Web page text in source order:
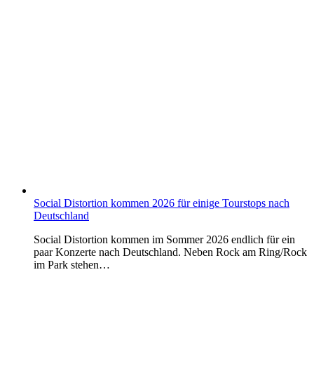
Social Distortion kommen 2026 für einige Tourstops nach
Deutschland
Social Distortion kommen im Sommer 2026 endlich für ein
paar Konzerte nach Deutschland. Neben Rock am Ring/Rock
im Park stehen…